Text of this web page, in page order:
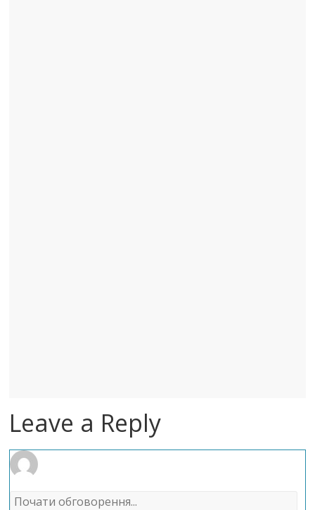
Leave a Reply